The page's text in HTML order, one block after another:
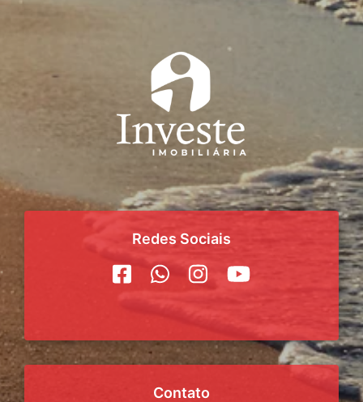
Redes Sociais
Contato